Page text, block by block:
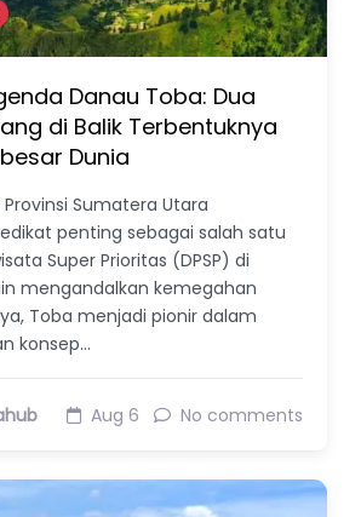
Danau Toba: Dua
di Balik Terbentuknya
Dunia
Sumatera Utara
penting sebagai salah satu
Super Prioritas (DPSP) di
mengandalkan kemegahan
Toba menjadi pionir dalam
konsep…
Aug 6 No comments